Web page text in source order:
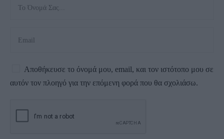
Αποθήκευσε το όνομά μου, email, και τον ιστότοπο μου σε
αυτόν τον πλοηγό για την επόμενη φορά που θα σχολιάσω.